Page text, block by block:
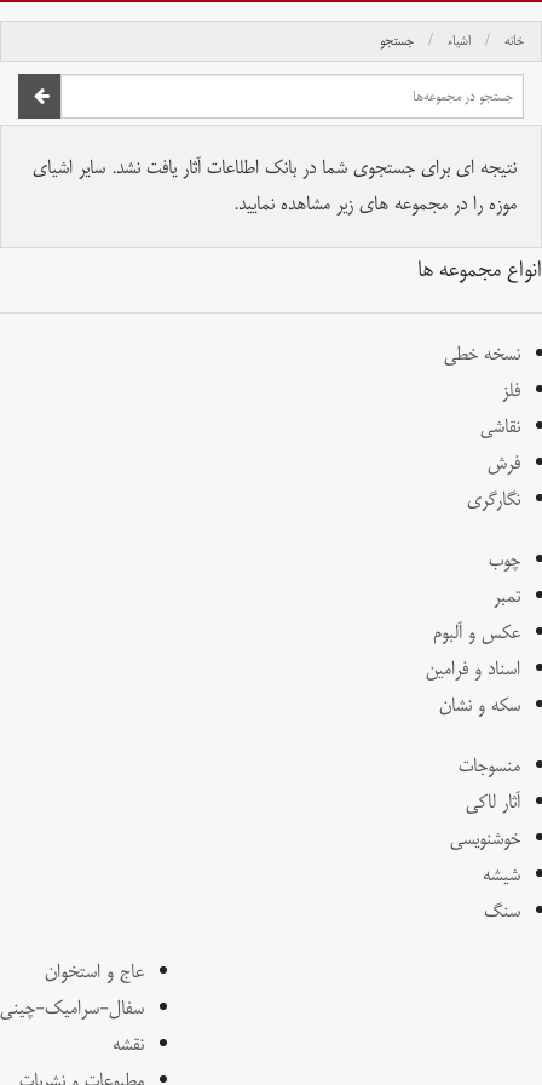
خانه اشیاء جستجو
نتیجه ای برای جستجوی شما در بانک اطلاعات آثار یافت نشد. سایر اشیای
موزه را در مجموعه های زیر مشاهده نمایید.
انواع مجموعه ها
نسخه خطی
فلز
نقاشی
فرش
نگارگری
چوب
تمبر
عکس و آلبوم
اسناد و فرامین
سکه و نشان
منسوجات
آثار لاکی
خوشنویسی
شیشه
سنگ
عاج و استخوان
سفال-سرامیک-چینی
نقشه
تمام حقوق برای موسسه کتابخانه و موزه ملی ملک محفوظ است.